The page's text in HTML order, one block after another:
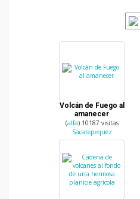
Volcán de Fuego al
amanecer
(alfa) 10187 visitas
Sacatepequez